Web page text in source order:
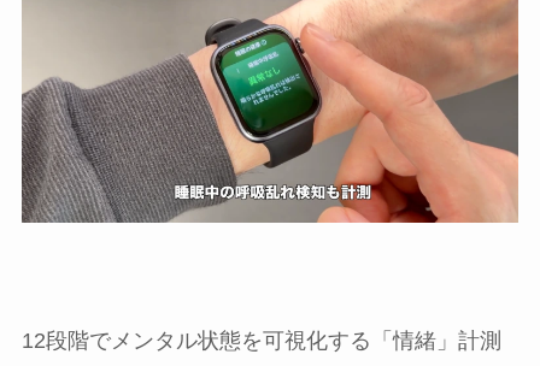
12段階でメンタル状態を可視化する「情緒」計測